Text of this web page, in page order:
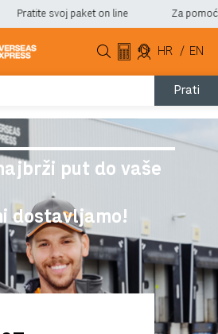
svoj paket on line Za pomoć i
Prati
HR / EN
put do vaše
dostavljamo!